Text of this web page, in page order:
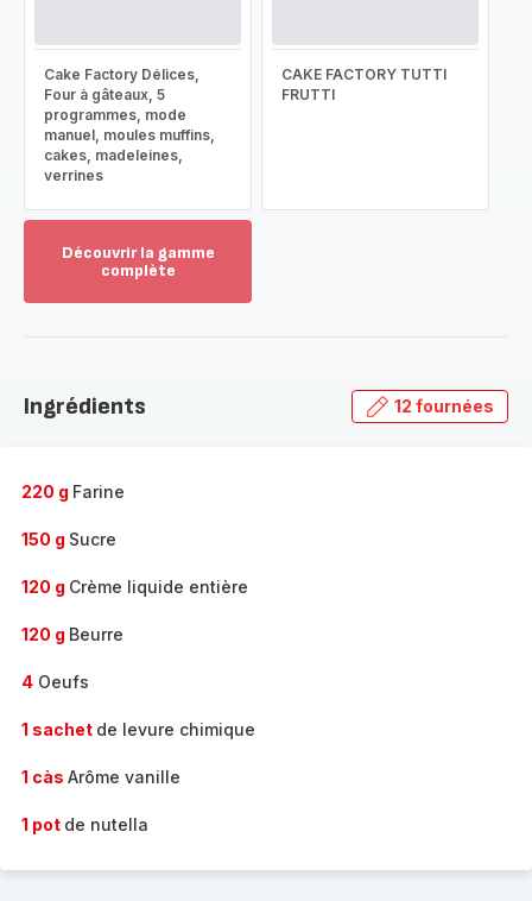
Cake Factory Délices,
Four à gâteaux, 5
programmes, mode
manuel, moules muffins,
cakes, madeleines,
verrines
CAKE FACTORY TUTTI
FRUTTI
Découvrir la gamme
complète
gamme
Ingrédients 12 fournées
220 g Farine
150 g Sucre
120 g Crème liquide entière
120 g Beurre
4 Oeufs
1 sachet de levure chimique
1 càs Arôme vanille
1 pot de nutella